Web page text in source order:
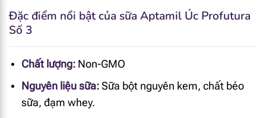
Đặc điểm nổi bật của sữa Aptamil Úc Profutura
Số 3
Chất lượng: Non-GMO
Nguyên liệu sữa: Sữa bột nguyên kem, chất béo
sữa, đạm whey.